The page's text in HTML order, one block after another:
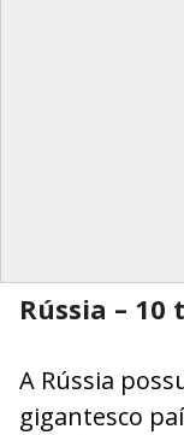
Rússia – 10
A Rússia
gigantesco